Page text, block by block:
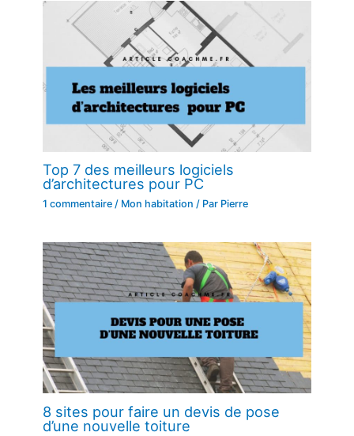
Top 7 des meilleurs logiciels
d’architectures pour PC
1 commentaire / Mon habitation / Par Pierre
8 sites pour faire un devis de pose
d’une nouvelle toiture